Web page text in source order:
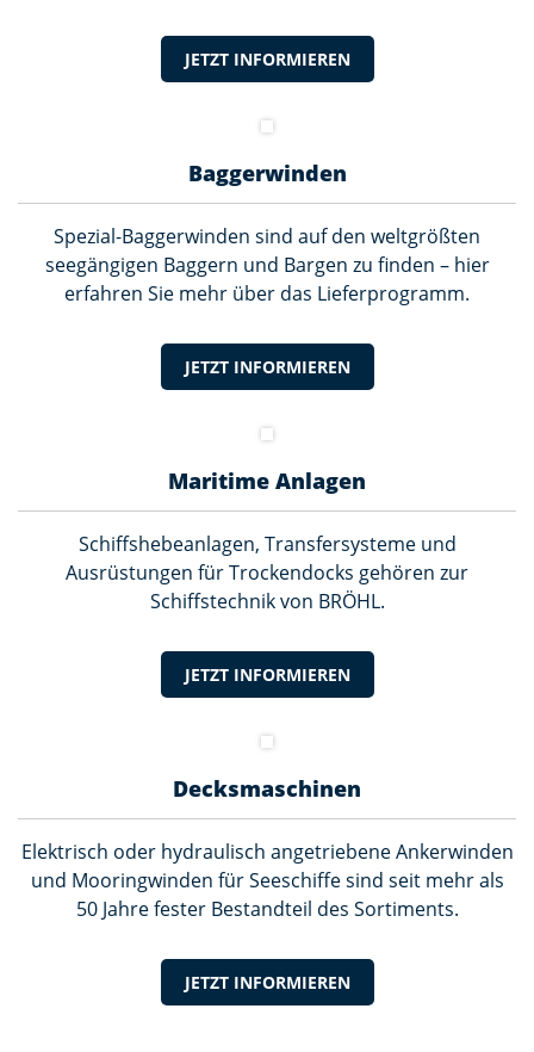
JETZT INFORMIEREN
Baggerwinden
Spezial-Baggerwinden sind auf den weltgrößten
seegängigen Baggern und Bargen zu finden – hier
erfahren Sie mehr über das Lieferprogramm.
JETZT INFORMIEREN
Maritime Anlagen
Schiffshebeanlagen, Transfersysteme und
Ausrüstungen für Trockendocks gehören zur
Schiffstechnik von BRÖHL.
JETZT INFORMIEREN
Decksmaschinen
Elektrisch oder hydraulisch angetriebene Ankerwinden
und Mooringwinden für Seeschiffe sind seit mehr als
50 Jahre fester Bestandteil des Sortiments.
JETZT INFORMIEREN